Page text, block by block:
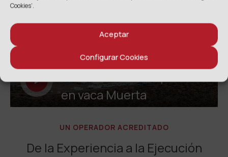
Cookies’.
Aceptar
Configurar Cookies
UN OPERADOR ACREDITADO
De la Experiencia a la Ejecución
en vaca Muerta